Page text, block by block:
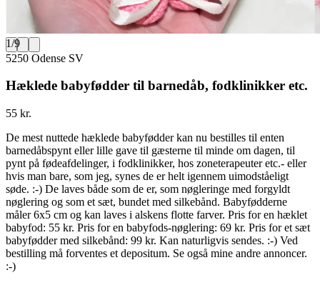
1/9
5250 Odense SV
Hæklede babyfødder til barnedåb, fodklinikker etc.
55 kr.
De mest nuttede hæklede babyfødder kan nu bestilles til enten
barnedåbspynt eller lille gave til gæsterne til minde om dagen, til
pynt på fødeafdelinger, i fodklinikker, hos zoneterapeuter etc.- eller
hvis man bare, som jeg, synes de er helt igennem uimodståeligt
søde. :-) De laves både som de er, som nøgleringe med forgyldt
nøglering og som et sæt, bundet med silkebånd. Babyfødderne
måler 6x5 cm og kan laves i alskens flotte farver. Pris for en hæklet
babyfod: 55 kr. Pris for en babyfods-nøglering: 69 kr. Pris for et sæt
babyfødder med silkebånd: 99 kr. Kan naturligvis sendes. :-) Ved
bestilling må forventes et depositum. Se også mine andre annoncer.
:-)